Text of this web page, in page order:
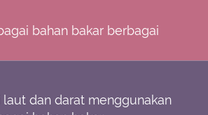
bahan bakar berbagai
dan darat menggunakan